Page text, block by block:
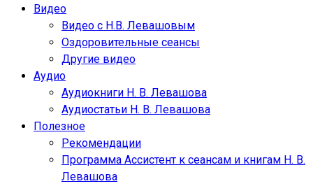
Видео
Видео с Н.В. Левашовым
Оздоровительные сеансы
Другие видео
Аудио
Аудиокниги Н. В. Левашова
Аудиостатьи Н. В. Левашова
Полезное
Рекомендации
Программа Ассистент к сеансам и книгам Н. В.
Левашова